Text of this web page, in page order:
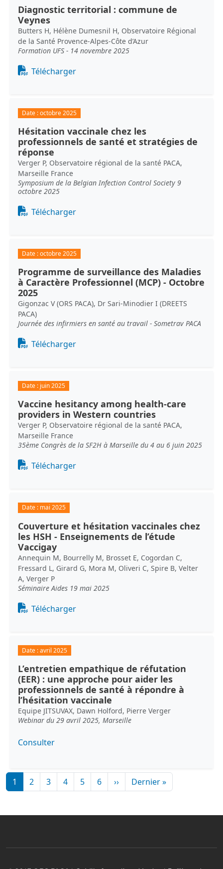
Diagnostic territorial : commune de
Veynes
Butters H, Hélène Dumesnil H, Observatoire Régional
de la Santé Provence-Alpes-Côte d’Azur
Formation UFS - 14 novembre 2025
Document
Télécharger
Date :octobre 2025
Hésitation vaccinale chez les
professionnels de santé et stratégies de
réponse
Verger P, Observatoire régional de la santé PACA,
Marseille France
Symposium de la Belgian Infection Control Society 9
octobre 2025
Document
Télécharger
Date :octobre 2025
Programme de surveillance des Maladies
à Caractère Professionnel (MCP) - Octobre
2025
Gigonzac V (ORS PACA), Dr Sari-Minodier I (DREETS
PACA)
Journée des infirmiers en santé au travail - Sometrav PACA
Document
Télécharger
Date : juin 2025
Vaccine hesitancy among health-care
providers in Western countries
Verger P, Observatoire régional de la santé PACA,
Marseille France
35ème Congrès de la SF2H à Marseille du 4 au 6 juin 2025
Document
Télécharger
Date : mai 2025
Couverture et hésitation vaccinales chez
les HSH - Enseignements de l’étude
Vaccigay
Annequin M, Bourrelly M, Brosset E, Cogordan C,
Fressard L, Girard G, Mora M, Oliveri C, Spire B, Velter
A, Verger P
Séminaire Aides 19 mai 2025
Document
Télécharger
Date :avril 2025
L’entretien empathique de réfutation
(EER) : une approche pour aider les
professionnels de santé à répondre à
l’hésitation vaccinale
Equipe JITSUVAX, Dawn Holford, Pierre Verger
Webinar du 29 avril 2025, Marseille
Consulter
Pagination
1 2 3 4 5 6 ››Page suivante
Dernier »Dernière page